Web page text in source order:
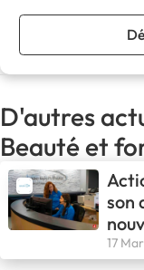
D'autres
Beauté et
son
17